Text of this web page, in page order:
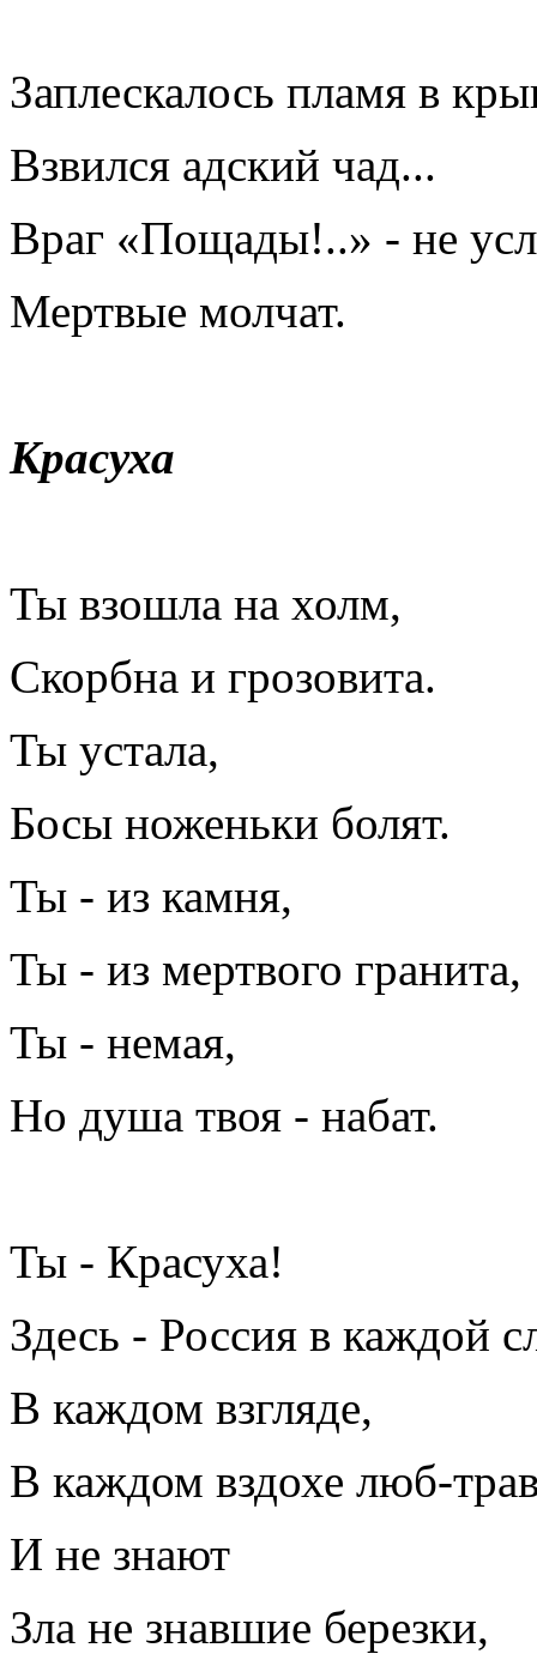
Заплескалось пламя в
Взвился адский чад...
Враг «Пощады!..» - не
Мертвые молчат.
Красуха
Ты взошла на холм,
Скорбна и грозовита.
Ты устала,
Босы ноженьки болят.
Ты - из камня,
Ты - из мертвого гранита,
Ты - немая,
Но душа твоя - набат.
Ты - Красуха!
Здесь - Россия в каждой
В каждом взгляде,
В каждом вздохе люб-
И не знают
Зла не знавшие березки,